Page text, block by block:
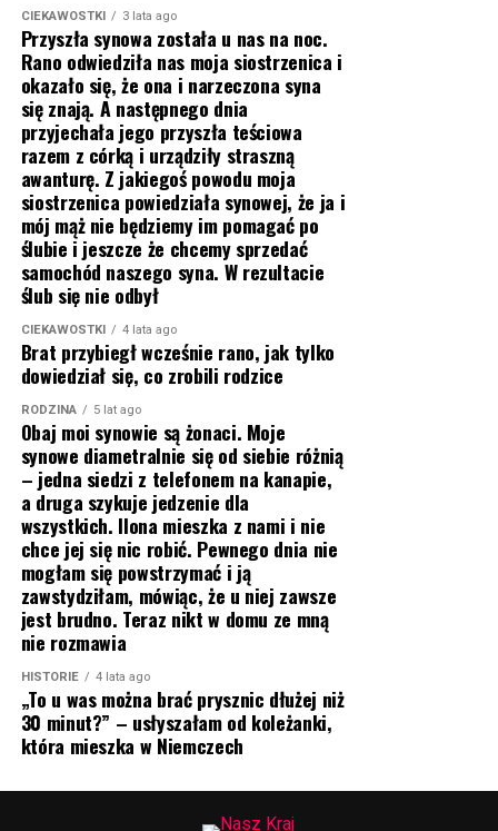
CIEKAWOSTKI 3 lata ago
Przyszła synowa została u nas na noc.
Rano odwiedziła nas moja siostrzenica i
okazało się, że ona i narzeczona syna
się znają. A następnego dnia
przyjechała jego przyszła teściowa
razem z córką i urządziły straszną
awanturę. Z jakiegoś powodu moja
siostrzenica powiedziała synowej, że ja i
mój mąż nie będziemy im pomagać po
ślubie i jeszcze że chcemy sprzedać
samochód naszego syna. W rezultacie
ślub się nie odbył
CIEKAWOSTKI 4 lata ago
Brat przybiegł wcześnie rano, jak tylko
dowiedział się, co zrobili rodzice
RODZINA 5 lat ago
Obaj moi synowie są żonaci. Moje
synowe diametralnie się od siebie różnią
– jedna siedzi z telefonem na kanapie,
a druga szykuje jedzenie dla
wszystkich. Ilona mieszka z nami i nie
chce jej się nic robić. Pewnego dnia nie
mogłam się powstrzymać i ją
zawstydziłam, mówiąc, że u niej zawsze
jest brudno. Teraz nikt w domu ze mną
nie rozmawia
HISTORIE 4 lata ago
„To u was można brać prysznic dłużej niż
30 minut?” – usłyszałam od koleżanki,
która mieszka w Niemczech